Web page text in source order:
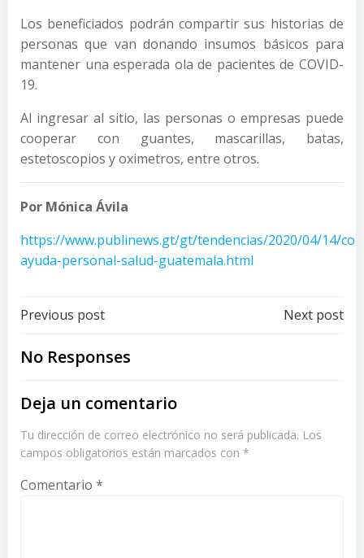
Los beneficiados podrán compartir sus historias de
personas que van donando insumos básicos para
mantener una esperada ola de pacientes de COVID-
19.
Al ingresar al sitio, las personas o empresas puede
cooperar con guantes, mascarillas, batas,
estetoscopios y oximetros, entre otros.
Por Mónica Ávila
https://www.publinews.gt/gt/tendencias/2020/04/14/
ayuda-personal-salud-guatemala.html
Post
navigation
Previous post Next post
No Responses
Deja un comentario
Tu dirección de correo electrónico no será publicada. Los
campos obligatorios están marcados con *
Comentario *